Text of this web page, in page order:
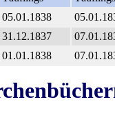
05.01.1838
31.12.1837
01.01.1838